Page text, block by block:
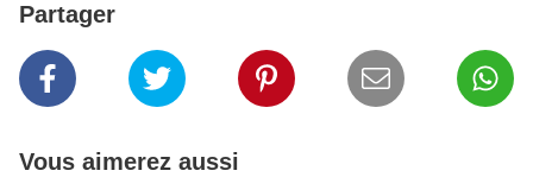
Partager
Vous aimerez aussi